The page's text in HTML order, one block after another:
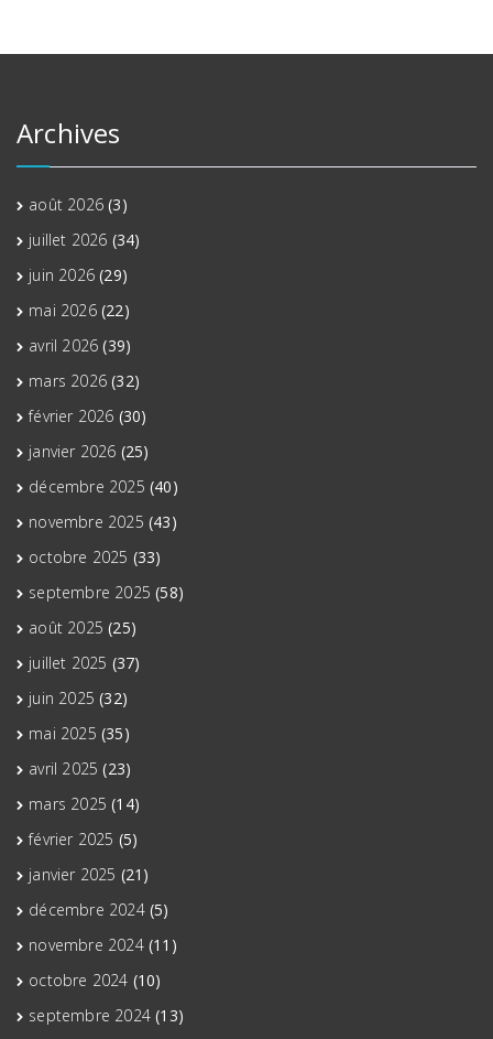
Archives
août 2026 (3)
juillet 2026 (34)
juin 2026 (29)
mai 2026(22)
avril 2026 (39)
mars 2026 (32)
février 2026 (30)
janvier 2026 (25)
décembre 2025 (40)
novembre 2025 (43)
octobre 2025 (33)
septembre 2025 (58)
août 2025 (25)
juillet 2025 (37)
juin 2025 (32)
mai 2025 (35)
avril 2025 (23)
mars 2025 (14)
février 2025 (5)
janvier 2025 (21)
décembre 2024(5)
novembre 2024(11)
octobre 2024 (10)
septembre 2024 (13)